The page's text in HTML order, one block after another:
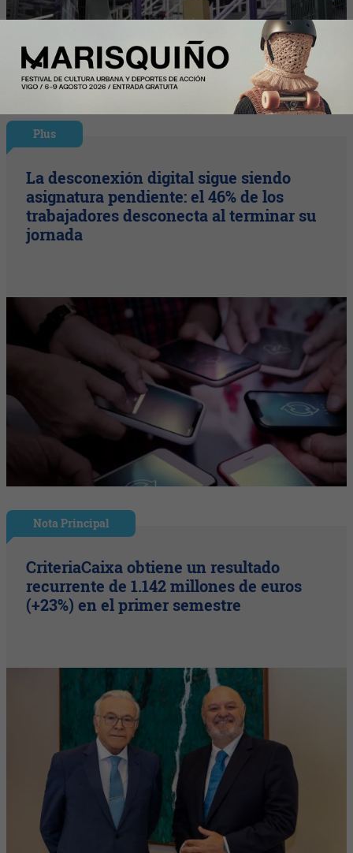
Plus
La desconexión digital sigue siendo
asignatura pendiente: el 46% de los
trabajadores desconecta al terminar su
jornada
Nota Principal
CriteriaCaixa obtiene un resultado
recurrente de 1.142 millones de euros
(+23%) en el primer semestre